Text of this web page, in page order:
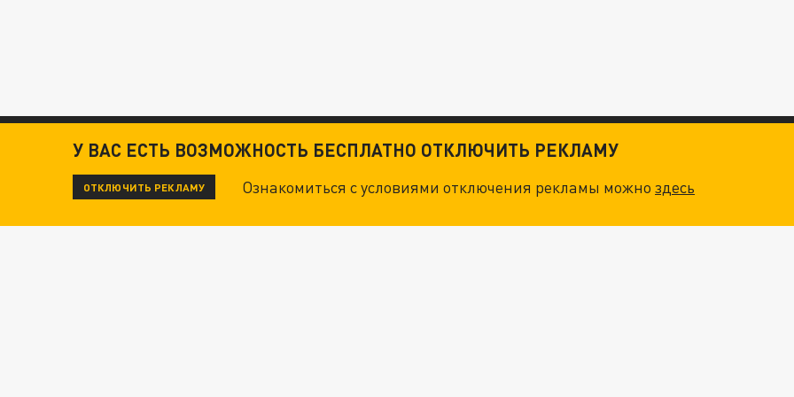
ЧИТАЙТЕ ТАКЖЕ:
ТЕХНОФАШИСТЫ XXI ВЕКА
У ВАС ЕСТЬ ВОЗМОЖНОСТЬ БЕСПЛАТНО ОТКЛЮЧИТЬ РЕКЛАМУ
ОТКЛЮЧИТЬ РЕКЛАМУ Ознакомиться с условиями отключения рекламы можноздесь